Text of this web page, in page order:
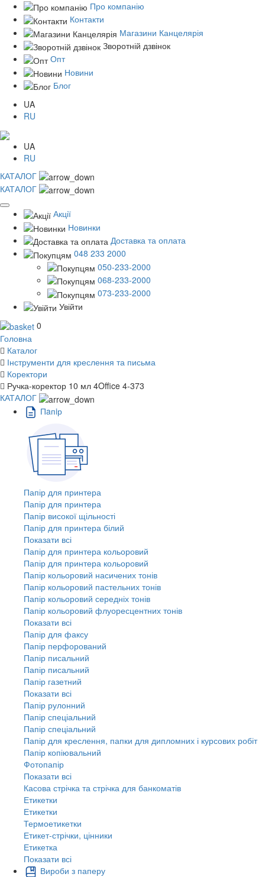
Про компанію
Контакти
Магазини Канцелярія
Зворотній дзвінок
Опт
Новини
Блог
UA
RU
UA
RU
КАТАЛОГ
КАТАЛОГ
Акції
Новинки
Доставка та оплата
048 233 2000
050-233-2000
068-233-2000
073-233-2000
Увійти
0
Головна
Каталог
Інструменти для креслення та письма
Коректори
Ручка-коректор 10 мл 4Office 4-373
КАТАЛОГ
Пaпiр
Папір для принтера
Папір для принтера
Папір високої щільності
Папір для принтера білий
Показати всі
Папір для принтера кольоровий
Папір для принтера кольоровий
Папір кольоровий насичених тонів
Папір кольоровий пастельних тонів
Папір кольоровий середніх тонів
Папір кольоровий флуоресцентних тонів
Показати всі
Папір для факсу
Папір перфорований
Папір писальний
Папір писальний
Папір газетний
Показати всі
Папір рулонний
Папір спеціальний
Папір спеціальний
Папір для креслення, папки для дипломних і курсових робіт
Папір копіювальний
Фотопапір
Показати всі
Касова стрічка та стрічка для банкоматів
Етикетки
Етикетки
Термоетикетки
Етикет-стрічки, цінники
Етикетка
Показати всі
Вироби з паперу